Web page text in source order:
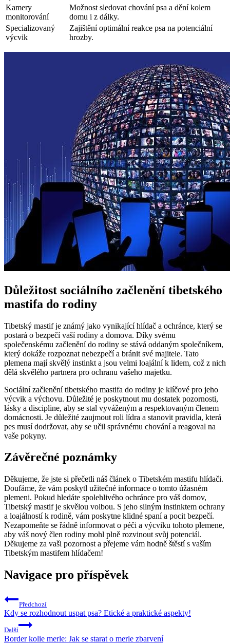
Kamery
monitorování
Možnost sledovat chování psa a dění kolem
domu i z dálky.
Specializovaný
výcvik
Zajištění optimální reakce psa na potenciální
hrozby.
Důležitost sociálního začlenění tibetského
mastifa do rodiny
Tibetský mastif je známý jako vynikající hlídač a ochránce, který se
postará o bezpečí vaší rodiny a domova. Díky svému
společenskému začlenění do rodiny se stává oddaným společníkem,
který dokáže rozpoznat nebezpečí a bránit své majitele. Tato
plemena mají skvělý instinkt a jsou velmi loajální k lidem, což z nich
dělá skvělého partnera pro ochranu vašeho majetku.
Sociální začlenění tibetského mastifa do rodiny je klíčové pro jeho
výcvik a výchovu. Důležité je poskytnout mu dostatek pozornosti,
lásky a discipline, aby se stal vyváženým a respektovaným členem
domácnosti. Je důležité zaujmout roli lídra a stanovit pravidla, která
pes musí dodržovat, aby se učil správnému chování a reagoval na
vaše pokyny.
Závěrečné poznámky
Děkujeme, že jste si přečetli náš článek o Tibetském mastifu hlídači.
Doufáme, že vám poskytl užitečné informace o tomto úžasném
plemeni. Pokud hledáte spolehlivého ochránce pro váš domov,
Tibetský mastif je skvělou volbou. S jeho silným instinktem ochrany
a loajálností k rodině, vám poskytne klidné spaní a pocit bezpečí.
Nezapomeňte se řádně informovat o péči a výcviku tohoto plemene,
aby váš nový člen rodiny mohl plně rozvinout svůj potenciál.
Děkujeme za vaši pozornost a přejeme vám hodně štěstí s vaším
Tibetským mastifem hlídačem!
Navigace pro příspěvek
Předchozí
Kdy se rozhodnout uspat psa? Etické a praktické aspekty!
Další
Border kolie merle: Jak se starat o merle zbarvení